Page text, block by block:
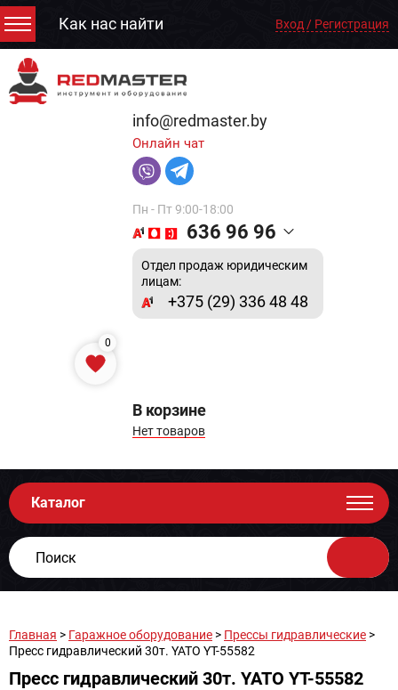
Как нас найти Вход / Регистрация
info@redmaster.by
Онлайн чат
Пн - Пт 9:00-18:00
636 96 96
Отдел продаж юридическим
лицам:
+375 (29) 336 48 48
0
В корзине
Нет товаров
Каталог
Главная > Гаражное оборудование > Прессы гидравлические >
Пресс гидравлический 30т. YATO YT-55582
Пресс гидравлический 30т. YATO YT-55582